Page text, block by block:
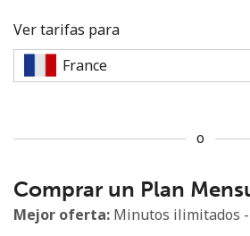
No se
Mínimo 8 caracteres
Una letra mayúscula y una minúscula
Un número
Ver tarifas para
o
Comprar un Plan
Mejor oferta: Minutos ilimitados